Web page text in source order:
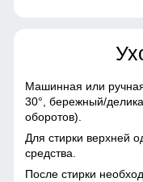
Тип кармана
Машинная или
30°, бережный/
оборотов).
Для стирки верхней
средства.
После стирки